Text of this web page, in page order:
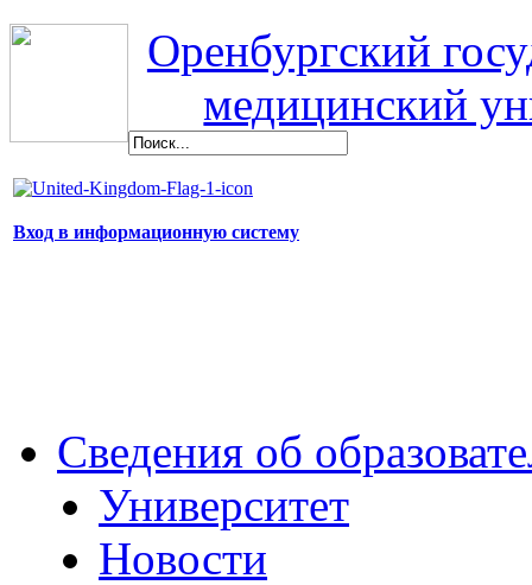
Оренбургский
медицинский
Вход в информационную систему
Сведения об
Университет
Новости